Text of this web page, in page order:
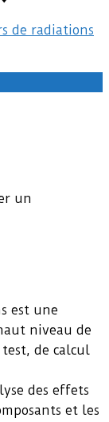
de radiations
un
est une
niveau de
de calcul
des effets
et les